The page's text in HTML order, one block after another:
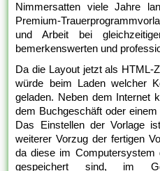
Nimmersatten viele Jahre
Premium-
und Arbeit bei
bemerkenswerten und
Da die Layout jetzt als HTML-
würde beim Laden welcher
geladen. Neben dem Internet
dem Buchgeschäft oder
Das Einstellen der Vorlage
weiterer Vorzug der fertigen
da diese im Computersystem
gespeichert sind, im